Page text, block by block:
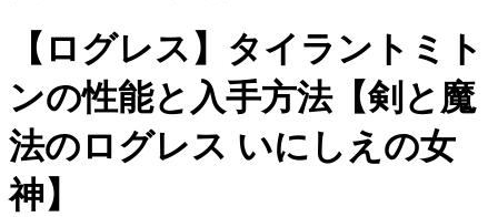
【ログレス】タイラントミト
ンの性能と入手方法【剣と魔
法のログレス いにしえの女
神】